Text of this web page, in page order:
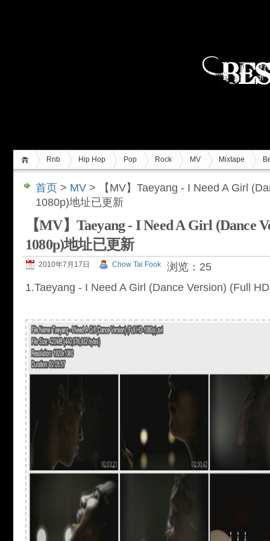
Rnb Hip Hop Pop Rock MV Mixtape
首页 > MV > 【MV】Taeyang - I Need A Girl
1080p)地址已更新
【MV】Taeyang - I Need A Girl (Dance
1080p)地址已更新
2010年7月17日 Chow Tai Fook
浏览：25
1.Taeyang - I Need A Girl (Dance Version) (Full